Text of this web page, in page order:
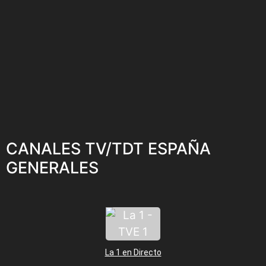
CANALES TV/TDT ESPAÑA
GENERALES
La 1 en Directo